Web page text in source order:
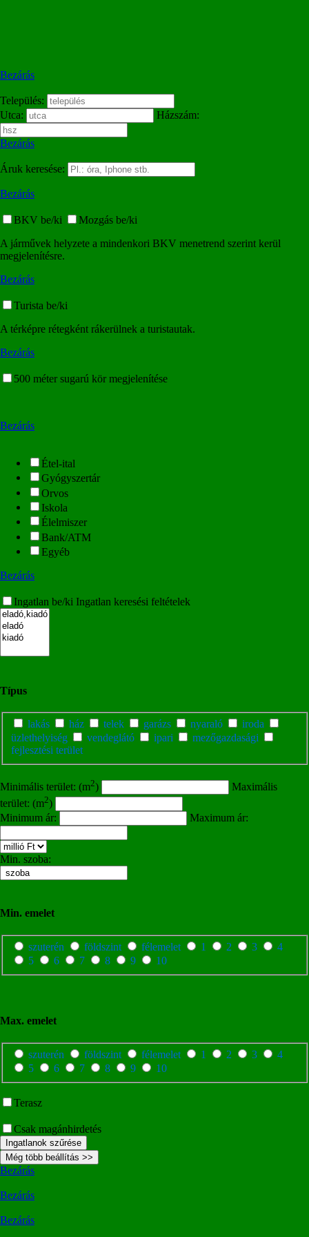
Bezárás
Település:
Utca:
Házszám:
Bezárás
Áruk keresése:
Bezárás
BKV be/ki
Mozgás be/ki
A járművek helyzete a mindenkori BKV menetrend szerint kerül
megjelenítésre.
Bezárás
Turista be/ki
A térképre rétegként rákerülnek a turistautak.
Bezárás
500 méter sugarú kör megjelenítése
Bezárás
Étel-ital
Gyógyszertár
Orvos
Iskola
Élelmiszer
Bank/ATM
Egyéb
Bezárás
Ingatlan be/ki Ingatlan keresési feltételek
Típus
lakás ház telek garázs nyaraló
iroda
üzlethelyiség
vendeglátó ipari
mezőgazdasági
fejlesztési terület
Minimális terület: (m2)
Maximális
terület: (m2)
Minimum ár:
Maximum ár:
Min. szoba:
Min. emelet
szuterén földszint félemelet 1 2 3
4
5
6 7 8 9 10
Max. emelet
szuterén földszint félemelet 1 2 3
4
5
6 7 8 9 10
Terasz
Csak magánhirdetés
Ingatlanok szűrése
Még több beállítás >>
Bezárás
Bezárás
Bezárás